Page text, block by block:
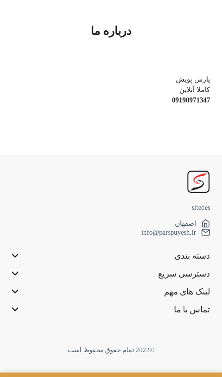
درباره ما
پارس پویش
کاملا آنلاین
09190971347
sitedes
اصفهان
info@parspuyesh.ir
دسته بندی
دسترسی سریع
لینک های مهم
تماس با ما
©2022 تمام حقوق محفوظ است